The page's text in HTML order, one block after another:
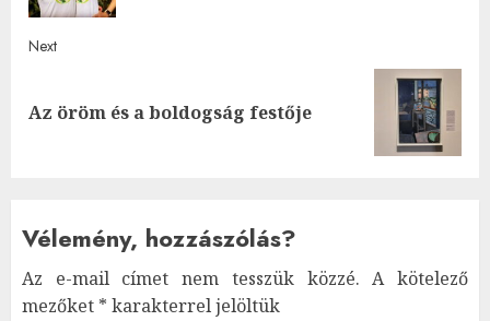
Next
Next
Az öröm és a boldogság festője
Vélemény, hozzászólás?
Az e-mail címet nem tesszük közzé. A kötelező
mezőket * karakterrel jelöltük